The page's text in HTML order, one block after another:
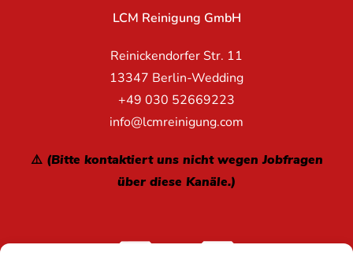
LCM Reinigung GmbH
Reinickendorfer Str. 11
13347 Berlin-Wedding
+49 030 52669223
info@lcmreinigung.com
⚠️ (Bitte kontaktiert uns nicht wegen Jobfragen
über diese Kanäle.)